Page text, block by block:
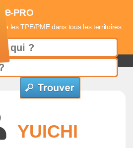
e-PRO
les TPE/PME dans tous les territoires
YUICHI